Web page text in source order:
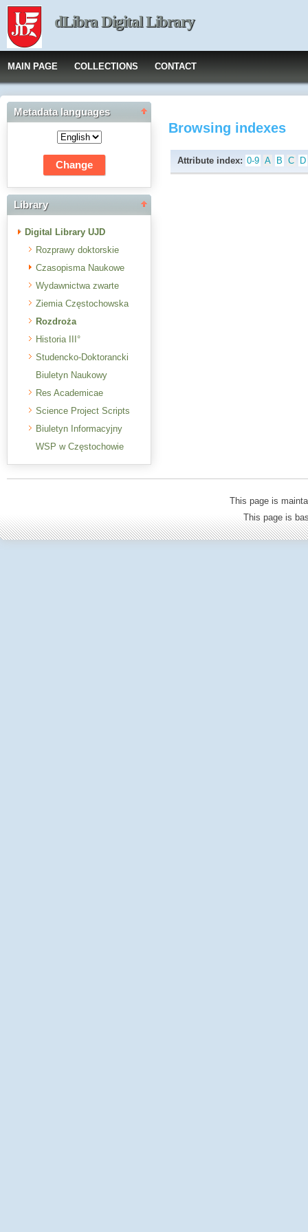
dLibra Digital Library
MAIN PAGE COLLECTIONS CONTACT
Metadata languages
Library
Digital Library UJD
Rozprawy doktorskie
Czasopisma Naukowe
Wydawnictwa zwarte
Ziemia Częstochowska
Rozdroża
Historia III°
Studencko-Doktorancki
Biuletyn Naukowy
Res Academicae
Science Project Scripts
Biuletyn Informacyjny
WSP w Częstochowie
Browsing indexes
Attribute index: 0-9 A B C D
This page is
This page is